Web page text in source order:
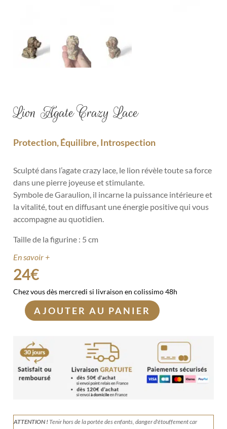
Lion Agate Crazy Lace
Protection, Équilibre, Introspection
Sculpté dans l’agate crazy lace, le lion révèle toute sa force
dans une pierre joyeuse et stimulante.
Symbole de Garaulion, il incarne la puissance intérieure et
la vitalité, tout en diffusant une énergie positive qui vous
accompagne au quotidien.
Taille de la figurine : 5 cm
En savoir +
24€
Chez vous dès mercredi si livraison en colissimo 48h
quantité
Agate
Crazy
Lace
AJOUTER AU PANIER
ATTENTION !Tenirhors de la portée des enfants, danger d'étouffement car